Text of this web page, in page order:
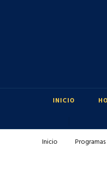
INICIO
Inicio Programas